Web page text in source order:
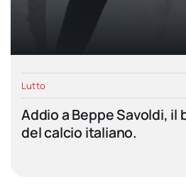
Lutto
Addio a Beppe Savoldi, il
del calcio italiano.